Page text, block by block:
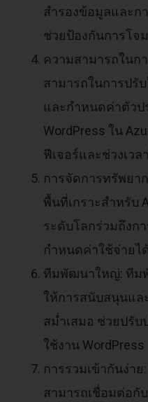
สำรองข้อมูลและก
ช่วยป้องกันการโจ
ความสามารถในก
สามารถในการปรั
และกำหนดค่าตัว
WordPress ใน
ฟีเจอร์และช่วงเว
การจัดการทรัพยา
พื้นที่เกราะสำหรับ
ระดับโลกร่วมถึงก
กำหนดค่าใช้จ่ายไ
ทีมพัฒนาใหญ่: ทีม
ให้การสนับสนุนแล
สม่ำเสมอ ช่วยปรั
ใช้งาน WordPress
การรวมเข้ากันง่าย
สามารถเชื่อมต่อกั